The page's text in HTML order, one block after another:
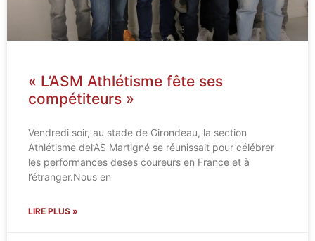
« L’ASM Athlétisme fête ses
compétiteurs »
Vendredi soir, au stade de Girondeau, la section
Athlétisme del’AS Martigné se réunissait pour célébrer
les performances deses coureurs en France et à
l’étranger.Nous en
LIRE PLUS »